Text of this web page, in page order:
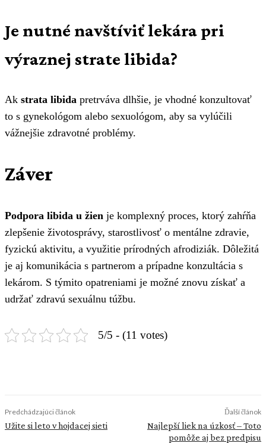
Je nutné navštíviť lekára pri
výraznej strate libida?
Ak strata libida pretrváva dlhšie, je vhodné konzultovať
to s gynekológom alebo sexuológom, aby sa vylúčili
vážnejšie zdravotné problémy.
Záver
Podpora libida u žien je komplexný proces, ktorý zahŕňa
zlepšenie životosprávy, starostlivosť o mentálne zdravie,
fyzickú aktivitu, a využitie prírodných afrodiziák. Dôležitá
je aj komunikácia s partnerom a prípadne konzultácia s
lekárom. S týmito opatreniami je možné znovu získať a
udržať zdravú sexuálnu túžbu.
5/5 - (11 votes)
Predchádzajúci článok
Užite si leto v hojdacej sieti
Ďalší článok
Najlepší liek na úzkosť – Toto
pomôže aj bez predpisu